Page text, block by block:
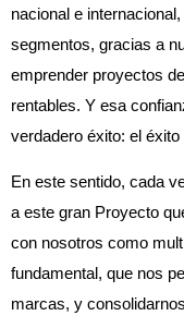
nacional e
segmentos, gracias a
emprender proyectos
rentables. Y esa
verdadero éxito: el éxito
En este sentido, cada
a este gran Proyecto
con nosotros como
fundamental, que nos
marcas, y